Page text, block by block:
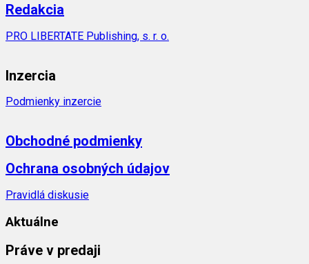
Redakcia
PRO LIBERTATE Publishing, s. r. o.
Inzercia
Podmienky inzercie
Obchodné podmienky
Ochrana osobných údajov
Pravidlá diskusie
Aktuálne
Práve v predaji